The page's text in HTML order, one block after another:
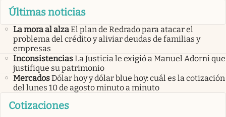
Últimas noticias
La mora al alzaEl plan de Redrado para atacar el
problema del crédito y aliviar deudas de familias y
empresas
InconsistenciasLa Justicia le exigió a Manuel Adorni que
justifique su patrimonio
MercadosDólar hoy y dólar blue hoy: cuál es la cotización
del lunes 10 de agosto minuto a minuto
Cotizaciones